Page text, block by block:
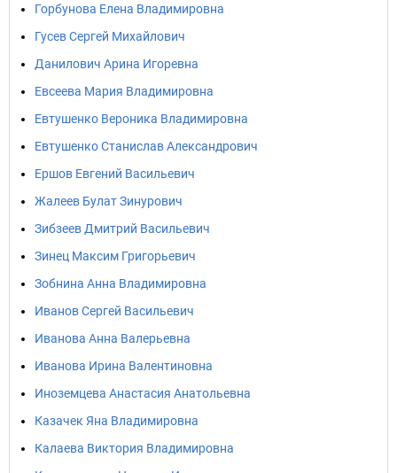
Горбунова Елена Владимировна
Гусев Сергей Михайлович
Данилович Арина Игоревна
Евсеева Мария Владимировна
Евтушенко Вероника Владимировна
Евтушенко Станислав Александрович
Ершов Евгений Васильевич
Жалеев Булат Зинурович
Зибзеев Дмитрий Васильевич
Зинец Максим Григорьевич
Зобнина Анна Владимировна
Иванов Сергей Васильевич
Иванова Анна Валерьевна
Иванова Ирина Валентиновна
Иноземцева Анастасия Анатольевна
Казачек Яна Владимировна
Калаева Виктория Владимировна